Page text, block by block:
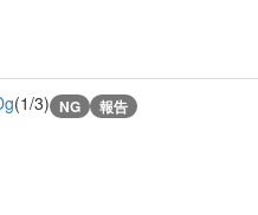
(1/3) NG 報告